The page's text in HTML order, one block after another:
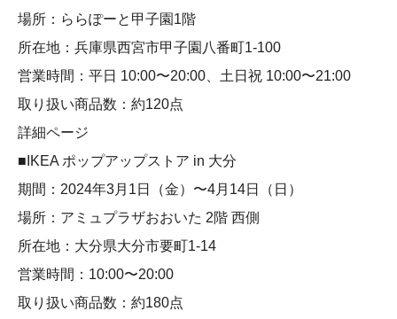
場所：ららぽーと甲子園1階
所在地：兵庫県西宮市甲子園八番町1-100
営業時間：平日 10:00〜20:00、土日祝 10:00〜21:00
取り扱い商品数：約120点
詳細ページ
■IKEA ポップアップストア in 大分
期間：2024年3月1日（金）〜4月14日（日）
場所：アミュプラザおおいた 2階 西側
所在地：大分県大分市要町1-14
営業時間：10:00〜20:00
取り扱い商品数：約180点